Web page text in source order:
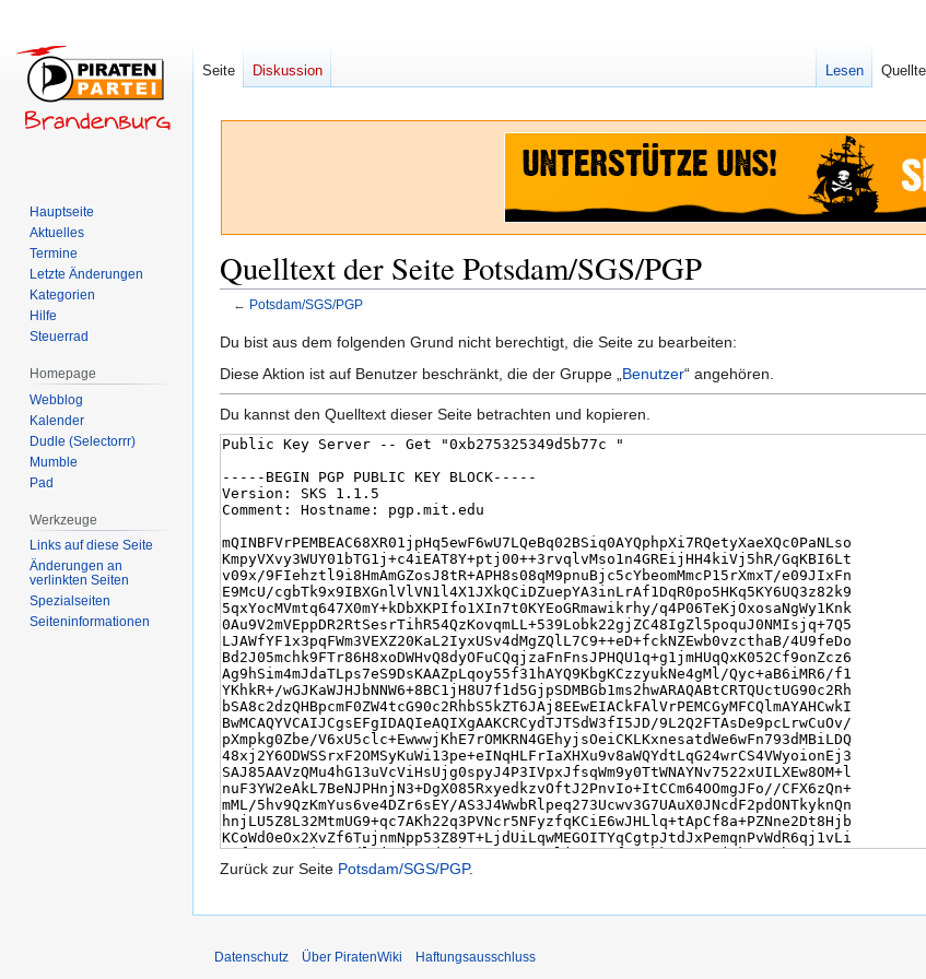
Quelltext der Seite Potsdam/SGS/PGP
← Potsdam/SGS/PGP
Zur
Navigation
Zur
Suche
Du bist aus dem folgenden Grund nicht berechtigt, die Seite zu bearbeiten:
Diese Aktion ist auf Benutzer beschränkt, die der Gruppe „ Benutzer“ angehören.
Du kannst den Quelltext dieser Seite betrachten und kopieren.
Zurück zur Seite Potsdam/SGS/PGP.
Seite Diskussion Lesen
Hauptseite
Aktuelles
Termine
Letzte Änderungen
Kategorien
Hilfe
Steuerrad
Homepage
Webblog
Kalender
Dudle (Selectorrr)
Mumble
Pad
Werkzeuge
Links auf diese Seite
Änderungen an
verlinkten Seiten
Spezialseiten
Seiten­­informationen
Datenschutz Über PiratenWiki Haftungsausschluss